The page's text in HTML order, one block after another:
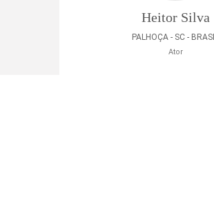
Heitor Silva
PALHOÇA - SC -
Ator